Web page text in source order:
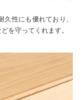
性にも優れており、
を守ってくれます。